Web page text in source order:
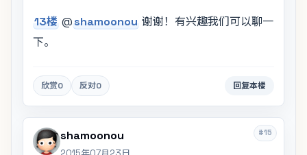
13楼 @shamoonou 谢谢！有兴趣我们可以聊一
下。
欣赏0 反对0 回复本楼
#15
shamoonou